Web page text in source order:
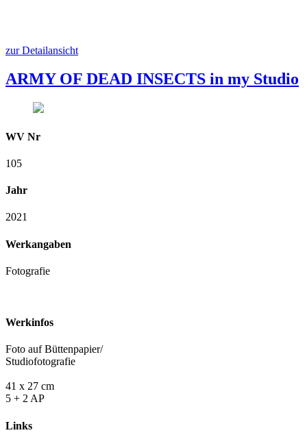
zur Detailansicht
ARMY OF DEAD INSECTS in my Studio
WV Nr
105
Jahr
2021
Werkangaben
Fotografie
Werkinfos
Foto auf Büttenpapier/
Studiofotografie
41 x 27 cm
5 + 2 AP
Links